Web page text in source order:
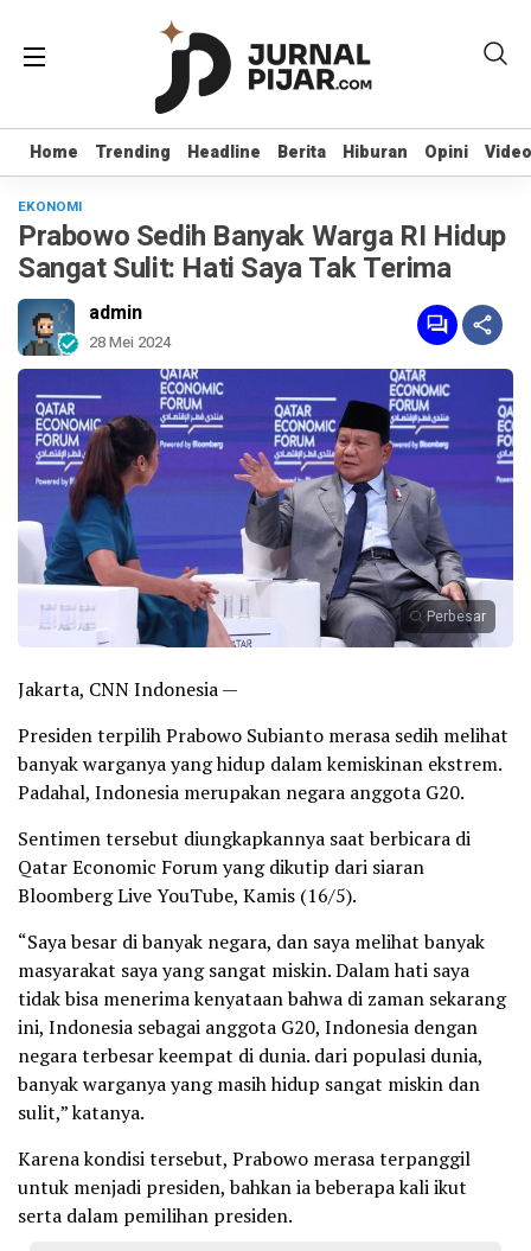
Home Trending Headline Berita Hiburan Opini Video
Home Trending Headline Berita Hiburan Opini Video
EKONOMI
Prabowo Sedih Banyak Warga RI Hidup
Sangat Sulit: Hati Saya Tak Terima
admin
28 Mei 2024
Perbesar
Jakarta, CNN Indonesia —
Presiden terpilih Prabowo Subianto merasa sedih melihat
banyak warganya yang hidup dalam kemiskinan ekstrem.
Padahal, Indonesia merupakan negara anggota G20.
Sentimen tersebut diungkapkannya saat berbicara di
Qatar Economic Forum yang dikutip dari siaran
Bloomberg Live YouTube, Kamis (16/5).
“Saya besar di banyak negara, dan saya melihat banyak
masyarakat saya yang sangat miskin. Dalam hati saya
tidak bisa menerima kenyataan bahwa di zaman sekarang
ini, Indonesia sebagai anggota G20, Indonesia dengan
negara terbesar keempat di dunia. dari populasi dunia,
banyak warganya yang masih hidup sangat miskin dan
sulit,” katanya.
Karena kondisi tersebut, Prabowo merasa terpanggil
untuk menjadi presiden, bahkan ia beberapa kali ikut
serta dalam pemilihan presiden.